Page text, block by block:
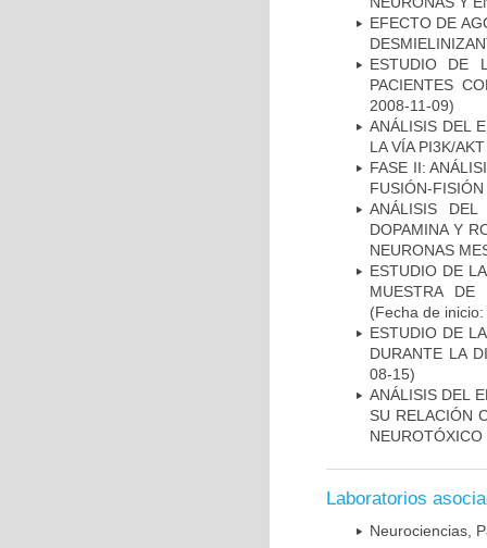
EFECTO DE
ESTUDIO DE
PACIENTES
2008-11-09)
ANÁLISIS DEL
LA VÍA PI3K/
FASE II:
FUSIÓN-
ANÁLISIS
DOPAMINA Y
NEURONAS
ESTUDIO DE
MUESTRA DE
(Fecha de
ESTUDIO DE
DURANTE LA
08-15)
ANÁLISIS DEL
SU RELACIÓN
NEUROTÓXICO
Laboratorios
Neurociencias,